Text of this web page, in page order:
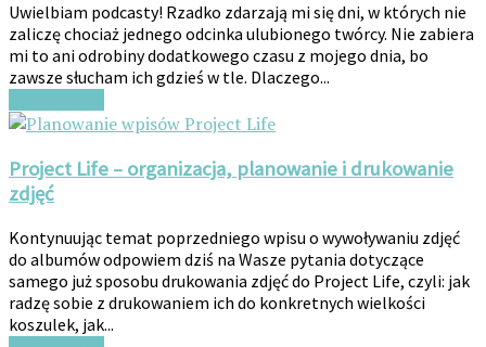
Uwielbiam podcasty! Rzadko zdarzają mi się dni, w których nie
zaliczę chociaż jednego odcinka ulubionego twórcy. Nie zabiera
mi to ani odrobiny dodatkowego czasu z mojego dnia, bo
zawsze słucham ich gdzieś w tle. Dlaczego...
Project Life – organizacja, planowanie i drukowanie
zdjęć
Kontynuując temat poprzedniego wpisu o wywoływaniu zdjęć
do albumów odpowiem dziś na Wasze pytania dotyczące
samego już sposobu drukowania zdjęć do Project Life, czyli: jak
radzę sobie z drukowaniem ich do konkretnych wielkości
koszulek, jak...